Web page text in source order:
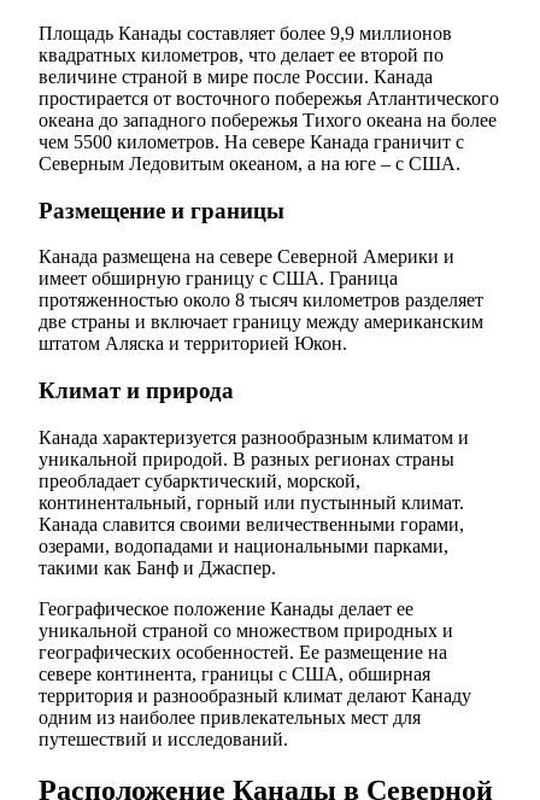
Площадь Канады составляет более 9,9 миллионов
квадратных километров, что делает ее второй по
величине страной в мире после России. Канада
простирается от восточного побережья Атлантического
океана до западного побережья Тихого океана на более
чем 5500 километров. На севере Канада граничит с
Северным Ледовитым океаном, а на юге – с США.
Размещение и границы
Канада размещена на севере Северной Америки и
имеет обширную границу с США. Граница
протяженностью около 8 тысяч километров разделяет
две страны и включает границу между американским
штатом Аляска и территорией Юкон.
Климат и природа
Канада характеризуется разнообразным климатом и
уникальной природой. В разных регионах страны
преобладает субарктический, морской,
континентальный, горный или пустынный климат.
Канада славится своими величественными горами,
озерами, водопадами и национальными парками,
такими как Банф и Джаспер.
Географическое положение Канады делает ее
уникальной страной со множеством природных и
географических особенностей. Ее размещение на
севере континента, границы с США, обширная
территория и разнообразный климат делают Канаду
одним из наиболее привлекательных мест для
путешествий и исследований.
Расположение Канады в Северной